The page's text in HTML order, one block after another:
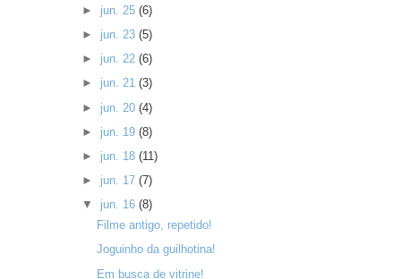
► jun. 25 (6)
► jun. 23 (5)
► jun. 22 (6)
► jun. 21 (3)
► jun. 20 (4)
► jun. 19 (8)
► jun. 18 (11)
► jun. 17 (7)
▼ jun. 16 (8)
Filme antigo, repetido!
Joguinho da guilhotina!
Em busca de vitrine!